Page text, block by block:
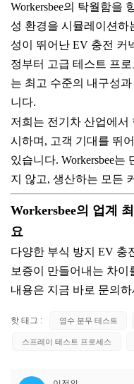
Workersbee의 탁월함을
성 환경을 시뮬레이션하
성이 뛰어난 EV 충전 커
정부터 고급 테스트 프
는 최고 수준의 내구성
니다.
저희는 전기차 산업에서
시하며, 고객 기대를 뛰
있습니다. Workersbee는
지 않고, 생산하는 모든
Workersbee의 업계
요
다양한 부식 방지 EV 충
보증이 만들어내는 차
내용은 지금 바로 문의
핫 태그 : 염수 분무 테스트
스프레이 테스트 프로세스